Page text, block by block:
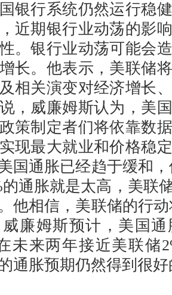
银行系统仍然运行稳
近期银行业动荡的影
。银行业动荡可能会
长。他表示，美联储
相关演变对经济增长
，威廉姆斯认为，美
策制定者们将依靠数
现最大就业和价格稳
国通胀已经趋于缓和
通胀就是太高，美联
他相信，美联储的行
廉姆斯预计，美国
未来两年接近美联储
通胀预期仍然得到很